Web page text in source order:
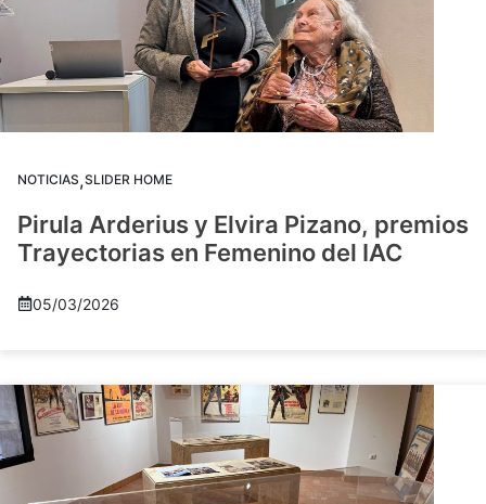
NOTICIAS,SLIDER HOME
Pirula Arderius y Elvira Pizano, premios
Trayectorias en Femenino del IAC
05/03/2026